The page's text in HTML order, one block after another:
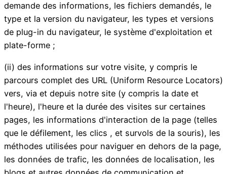
demande des informations, les fichiers demandés, le
type et la version du navigateur, les types et versions
de plug-in du navigateur, le système d'exploitation et
plate-forme ;
(ii) des informations sur votre visite, y compris le
parcours complet des URL (Uniform Resource Locators)
vers, via et depuis notre site (y compris la date et
l'heure), l'heure et la durée des visites sur certaines
pages, les informations d'interaction de la page (telles
que le défilement, les clics , et survols de la souris), les
méthodes utilisées pour naviguer en dehors de la page,
les données de trafic, les données de localisation, les